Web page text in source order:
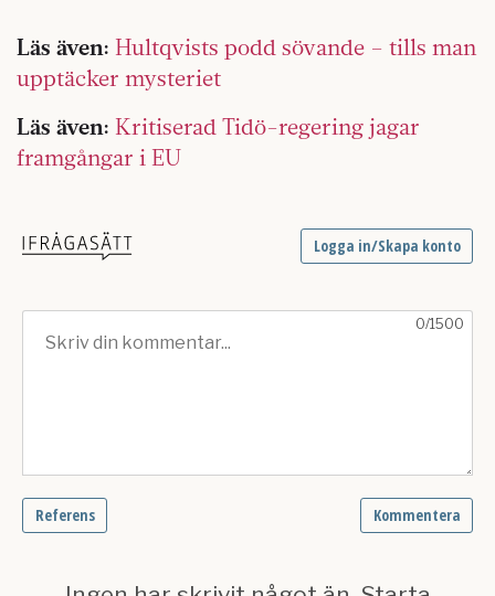
Läs även: Hultqvists podd sövande – tills man
upptäcker mysteriet
Läs även: Kritiserad Tidö-regering jagar
framgångar i EU